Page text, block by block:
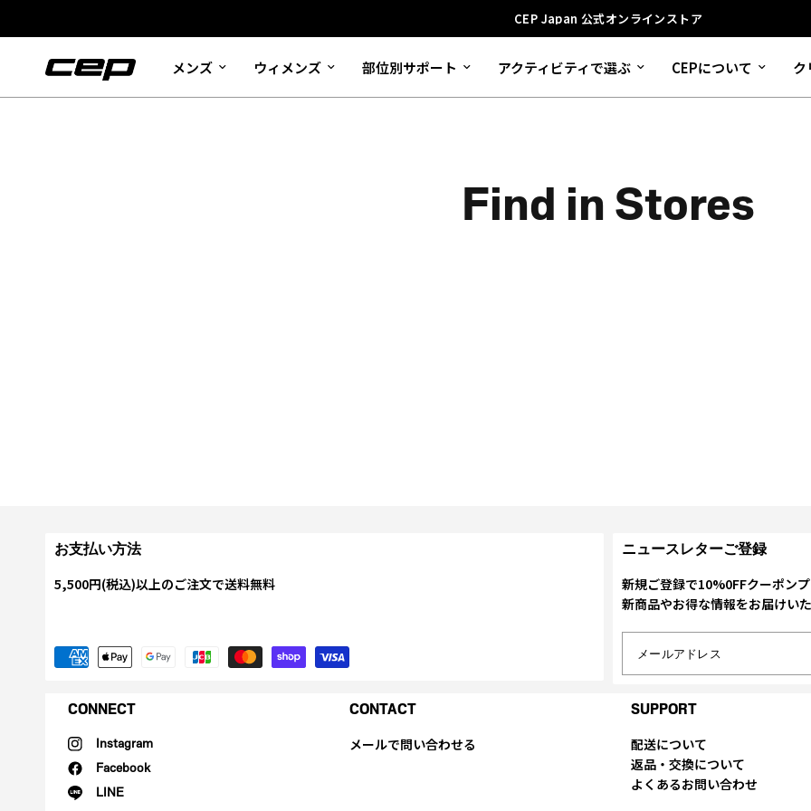
CEP Japan 公式オンラインストア
メンズ ウィメンズ 部位別サポート アクティビティで選ぶ CEPについて ク
Find in Stores
お支払い方法
5,500円(税込)以上のご注文で送料無料
ニュースレターご登録
新規ご登録で10%0FFクーポンプ
新商品やお得な情報をお届けいた
メールアドレス
CONNECT
Instagram
Facebook
LINE
CONTACT
メールで問い合わせる
SUPPORT
配送について
返品・交換について
よくあるお問い合わせ